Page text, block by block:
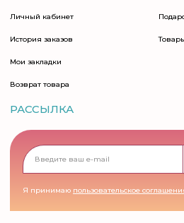
Личный кабинет
История заказов
Мои закладки
Возврат товара
РАССЫЛКА
Я принимаю пользовательское